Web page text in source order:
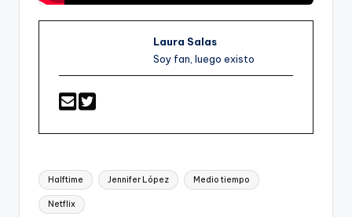
Laura Salas
Soy fan, luego existo
Etiquetas:
Halftime Jennifer López Medio tiempo
Netflix